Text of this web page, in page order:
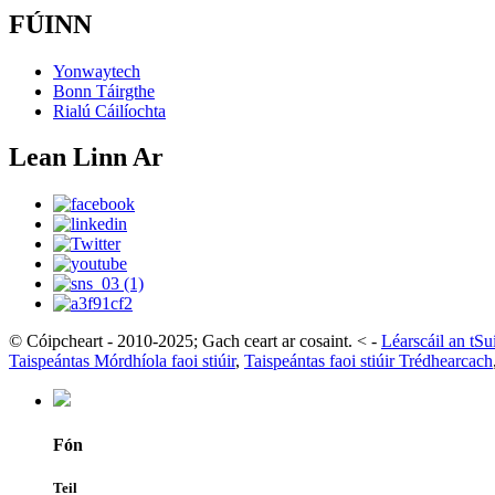
FÚINN
Yonwaytech
Bonn Táirgthe
Rialú Cáilíochta
Lean Linn Ar
© Cóipcheart - 2010-2025; Gach ceart ar cosaint. < - Léarscáil an
Taispeántas Mórdhíola faoi stiúir, Taispeántas faoi stiúir Trédhearcach,
Fón
Teil